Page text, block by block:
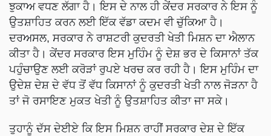
ਝੁਕਾਅ ਵਧਣ ਲੱਗਾ ਹੈ। ਇਸ ਦੇ ਨਾਲ ਹੀ ਕੇਂਦਰ ਸਰਕਾਰ ਨੇ ਇਸ ਨੂੰ
ਉਤਸ਼ਾਹਿਤ ਕਰਨ ਲਈ ਇੱਕ ਵੱਡਾ ਕਦਮ ਵੀ ਚੁੱਕਿਆ ਹੈ।
ਦਰਅਸਲ, ਸਰਕਾਰ ਨੇ ਰਾਸ਼ਟਰੀ ਕੁਦਰਤੀ ਖੇਤੀ ਮਿਸ਼ਨ ਦਾ ਐਲਾਨ
ਕੀਤਾ ਹੈ। ਕੇਂਦਰ ਸਰਕਾਰ ਇਸ ਮੁਹਿੰਮ ਨੂੰ ਦੇਸ਼ ਭਰ ਦੇ ਕਿਸਾਨਾਂ ਤੱਕ
ਪਹੁੰਚਾਉਣ ਲਈ ਕਰੋੜਾਂ ਰੁਪਏ ਖਰਚ ਕਰ ਰਹੀ ਹੈ। ਇਸ ਮੁਹਿੰਮ ਦਾ
ਉਦੇਸ਼ ਦੇਸ਼ ਦੇ ਵੱਧ ਤੋਂ ਵੱਧ ਕਿਸਾਨਾਂ ਨੂੰ ਕੁਦਰਤੀ ਖੇਤੀ ਨਾਲ ਜੋੜਨਾ ਹੈ
ਤਾਂ ਜੋ ਰਸਾਇਣ ਮੁਕਤ ਖੇਤੀ ਨੂੰ ਉਤਸ਼ਾਹਿਤ ਕੀਤਾ ਜਾ ਸਕੇ।
ਤੁਹਾਨੂੰ ਦੱਸ ਦੇਈਏ ਕਿ ਇਸ ਮਿਸ਼ਨ ਰਾਹੀਂ ਸਰਕਾਰ ਦੇਸ਼ ਦੇ ਇੱਕ